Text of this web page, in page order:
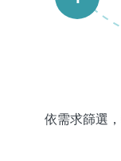
依需求篩選